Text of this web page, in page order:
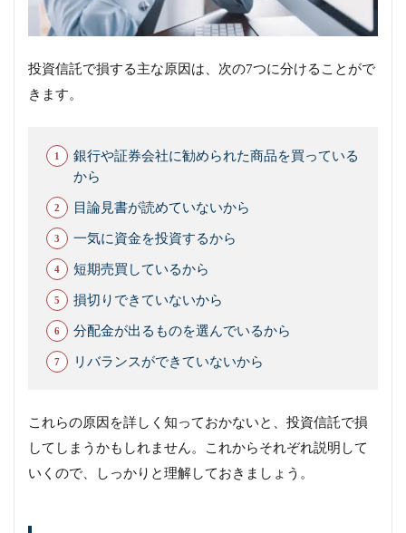
投資信託で損する主な原因は、次の7つに分けることがで
きます。
銀行や証券会社に勧められた商品を買っている
から
目論見書が読めていないから
一気に資金を投資するから
短期売買しているから
損切りできていないから
分配金が出るものを選んでいるから
リバランスができていないから
これらの原因を詳しく知っておかないと、投資信託で損
してしまうかもしれません。これからそれぞれ説明して
いくので、しっかりと理解しておきましょう。